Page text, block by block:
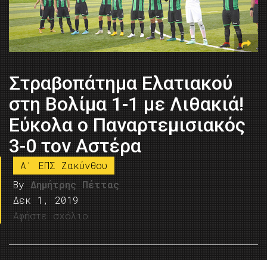
Στραβοπάτημα Ελατιακού
στη Βολίμα 1-1 με Λιθακιά!
Εύκολα ο Παναρτεμισιακός
3-0 τον Αστέρα
A' ΕΠΣ Ζακύνθου
By Δημήτρης Πέττας
Δεκ 1, 2019
Αφήστε σχόλιο